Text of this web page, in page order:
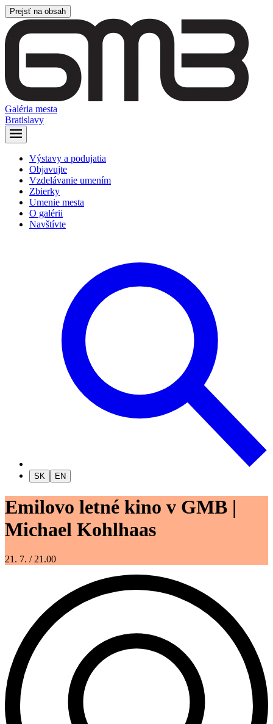
Prejsť na obsah
Galéria mesta
Bratislavy
Výstavy a podujatia
Objavujte
Vzdelávanie umením
Zbierky
Umenie mesta
O galérii
Navštívte
SK EN
Emilovo letné kino v GMB |
Michael Kohlhaas
21. 7. / 21.00